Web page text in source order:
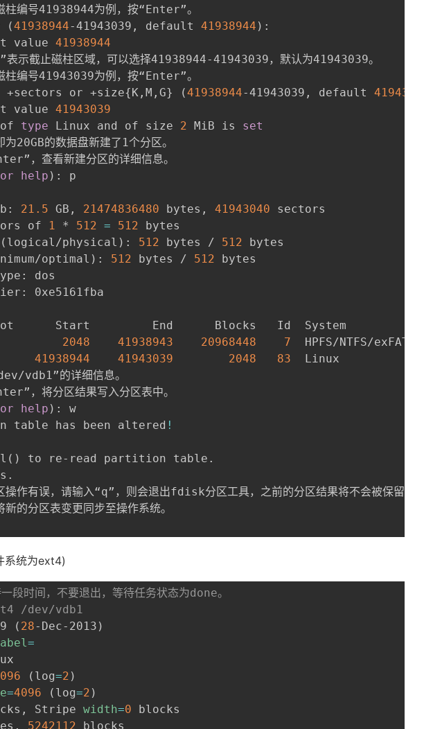
柱编号41938944为例，按“Enter”。
(41938944-41943039, default 41938944 ) :
value 41938944
截止磁柱区域，可以选择41938944-41943039，默认为41943039。
柱编号41943039为例，按“Enter”。
or +size{K,M,G} (41938944-41943039, default 41943039
value 41943039
of type Linux and of size 2 MiB is set
20GB的数据盘新建了1个分区。
，查看新建分区的详细信息。
help ) : p
21.5 GB, 21474836480 bytes, 41943040 sectors
of 1 * 512 = 512 bytes
( logical/physical ) : 512 bytes / 512 bytes
optimal ) : 512 bytes / 512 bytes
dos
0xe5161fba
Start         End      Blocks   Id  System
2048 41938943 20968448 7
  HPFS/NTFS/exFAT
41938944 41943039 2048 83
  Linux
vdb1”的详细信息。
，将分区结果写入分区表中。
help ) : w
table has been altered !
( )
to re-read partition table.
操作有误，请输入“q”，则会退出fdisk分区工具，之前的分区结果将不会被保留。
系统为ext4)
段时间，不要退出，等待任务状态为done。
/dev/vdb1
( 28-Dec-2013 )
=
( log=2 )
=4096 ( log=2 )
Stripe width=0
5242112